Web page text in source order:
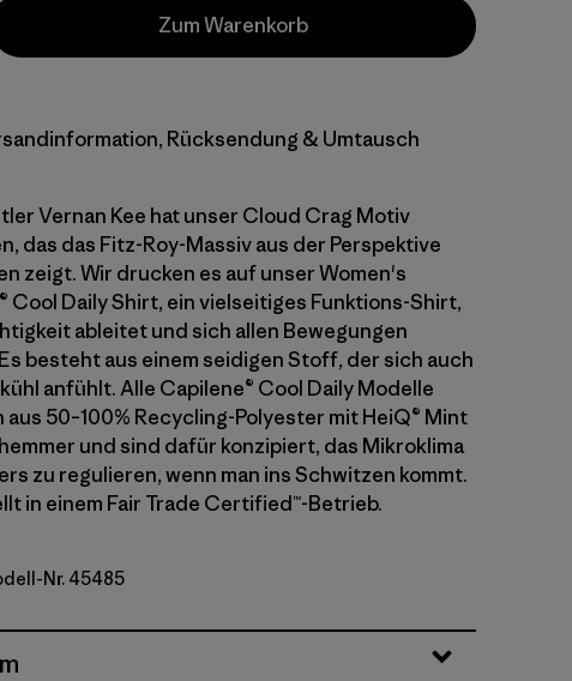
Zum Warenkorb
Rücksendung & Umtausch
Vernan Kee hat unser Cloud Crag Motiv
das das Fitz-Roy-Massiv aus der Perspektive
zeigt. Wir drucken es auf unser Women's
Cool Daily Shirt, ein vielseitiges Funktions-Shirt,
ableitet und sich allen Bewegungen
besteht aus einem seidigen Stoff, der sich auch
anfühlt. Alle Capilene® Cool Daily Modelle
aus 50–100% Recycling-Polyester mit HeiQ® Mint
und sind dafür konzipiert, das Mikroklima
zu regulieren, wenn man ins Schwitzen kommt.
in einem Fair Trade Certified™-Betrieb.
- Light Canopy Green X-Dye
Nr. 45485